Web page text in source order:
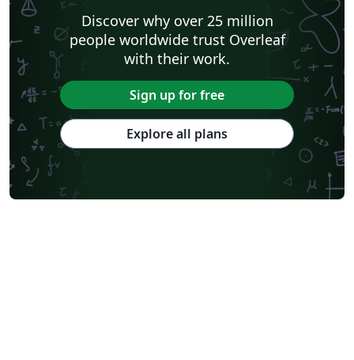
Discover why over 25 million
people worldwide trust Overleaf
with their work.
Sign up for free
Explore all plans